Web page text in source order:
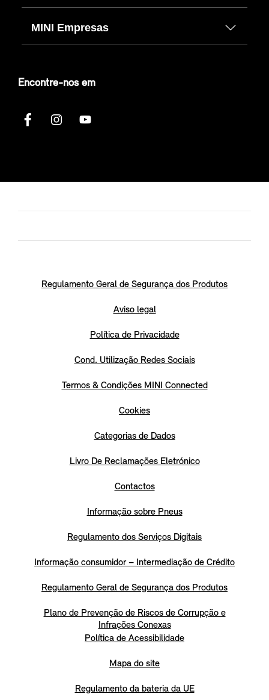
MINI Empresas
Encontre-nos em
Regulamento Geral de Segurança dos Produtos
Aviso legal
Política de Privacidade
Cond. Utilização Redes Sociais
Termos & Condições MINI Connected
Cookies
Categorias de Dados
Livro De Reclamações Eletrónico
Contactos
Informação sobre Pneus
Regulamento dos Serviços Digitais
Informação consumidor – Intermediação de Crédito
Regulamento Geral de Segurança dos Produtos
Plano de Prevenção de Riscos de Corrupção e
Infrações Conexas
Política de Acessibilidade
Mapa do site
Regulamento da bateria da UE